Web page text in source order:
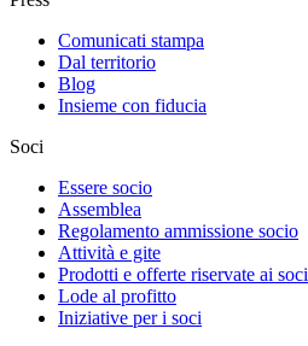
Comunicati stampa
Dal territorio
Blog
Insieme con fiducia
Soci
Essere socio
Assemblea
Regolamento ammissione socio
Attività e gite
Prodotti e offerte riservate ai soci
Lode al profitto
Iniziative per i soci